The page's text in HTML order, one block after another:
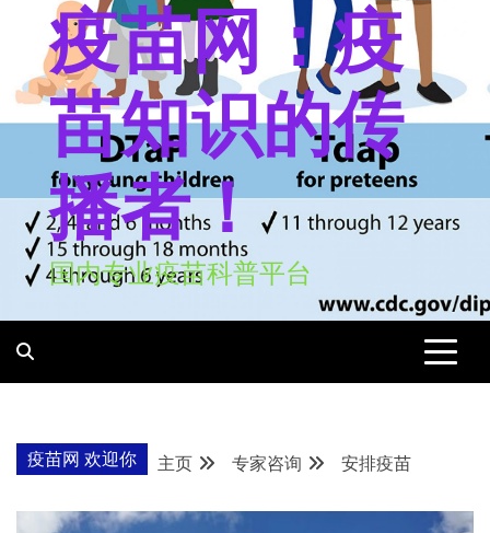
疫苗网：疫
苗知识的传
播者！
国内专业疫苗科普平台
疫苗网 欢迎你 主页 专家咨询 安排疫苗